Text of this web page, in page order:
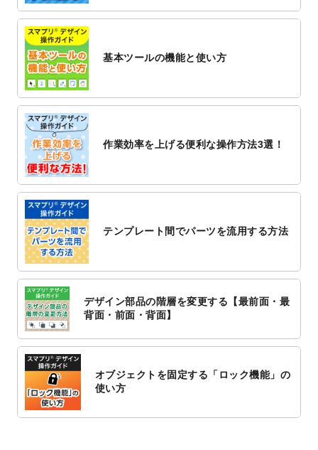
2022/11/25
【新商品】封筒が作成できるようになりま
2022/11/25
【新商品】クリアファイルが作成できるよ
2022/11/4
しました。
2022/10/26
レートを追加しました。
2022/10/26
追加しました。
2022/10/20
2022/10/14
年賀ポスターのデザインテンプレートを公
2022/10/6
チラシ作成からポスティング配布注文まで
2022/10/1
2023年版1月始まりのカレンダーデザイン
2022/9/21
コンサートのチラシデザインテンプレート
2022/9/5
年賀状のデザインテンプレート
2022/9/5
喪中はがきのデザインテンプレートを公開
基本ツールの機能と使い方
作業効率を上げる便利な操作方法3選！
テンプレート間でパーツを流用する方法
デザイン部品の階層を変更する【最前面・最
背面・前面・背面】
オブジェクトを固定する「ロック機能」の
使い方